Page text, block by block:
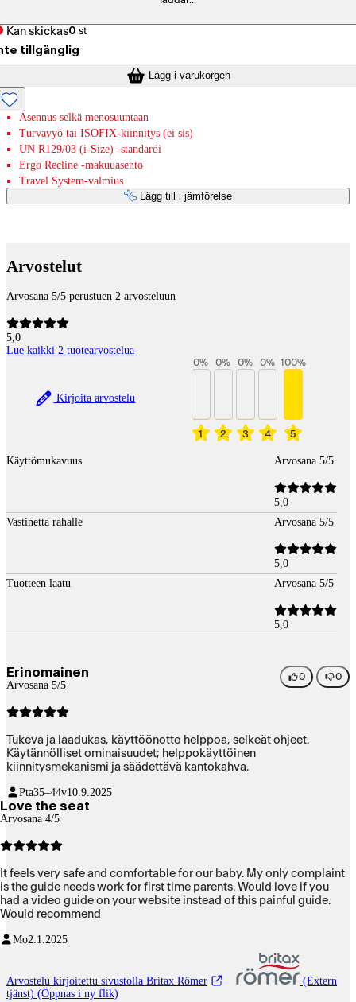
Kan skickas0 st
tillgänglig
Lägg i varukorgen
Asennus selkä menosuuntaan
Turvavyö tai ISOFIX-kiinnitys (ei sis)
UN R129/03 (i-Size) -standardi
Ergo Recline -makuuasento
Travel System-valmius
Lägg till i jämförelse
Arvostelut
Arvosana 5/5 perustuen 2 arvosteluun
5,0
Lue kaikki 2 tuotearvostelua
Kirjoita arvostelu
1
0%
2
0%
3
0%
4
0%
5
100%
Käyttömukavuus Arvosana 5/5
5,0
Vastinetta rahalle
Arvosana 5/5
5,0
Tuotteen laatu
Arvosana 5/5
5,0
Erinomainen
Arvosana 5/5
0 0
Tukeva ja laadukas, käyttöönotto helppoa, selkeät ohjeet.
Käytännölliset ominaisuudet; helppokäyttöinen
kiinnitysmekanismi ja säädettävä kantokahva.
Pta35–44v10.9.2025
Love the seat
Arvosana 4/5
It feels very safe and comfortable for our baby. My only complaint
is the guide needs work for first time parents. Would love if you
had a video guide on your website instead of this painful guide.
Would recommend
Mo2.1.2025
Arvostelu kirjoitettu sivustolla Britax Römer
(Extern
tjänst) (Öppnas i ny flik)